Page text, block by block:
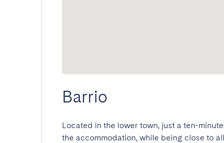
Barrio
Located in the lower town, just a ten-
the accommodation, while being close to